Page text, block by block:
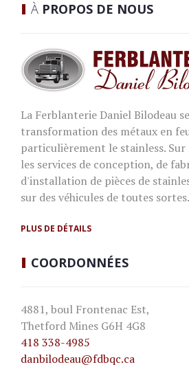
À PROPOS DE NOUS
La Ferblanterie Daniel Bilodeau
transformation des métaux en
particulièrement le stainless.
les services de conception, de
d'installation de pièces de
sur des véhicules de toutes sortes.
PLUS DE DÉTAILS
COORDONNÉES
4881, boul Frontenac Est,
Thetford Mines G6H 4G8
418 338-4985
danbilodeau@fdbqc.ca